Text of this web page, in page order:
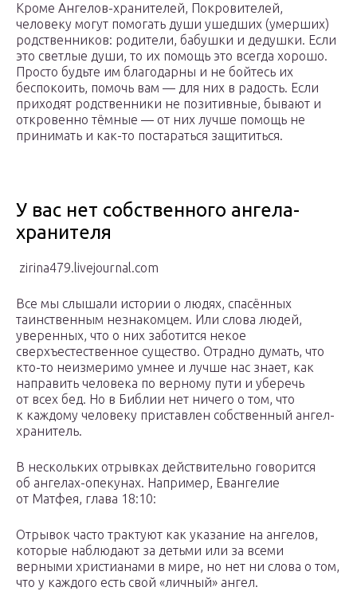
Кроме Ангелов-хранителей, Покровителей,
человеку могут помогать души ушедших (умерших)
родственников: родители, бабушки и дедушки. Если
это светлые души, то их помощь это всегда хорошо.
Просто будьте им благодарны и не бойтесь их
беспокоить, помочь вам — для них в радость. Если
приходят родственники не позитивные, бывают и
откровенно тёмные — от них лучше помощь не
принимать и как-то постараться защититься.
У вас нет собственного ангела-
хранителя
zirina479.livejournal.com
Все мы слышали истории о людях, спасённых
таинственным незнакомцем. Или слова людей,
уверенных, что о них заботится некое
сверхъестественное существо. Отрадно думать, что
кто-то неизмеримо умнее и лучше нас знает, как
направить человека по верному пути и уберечь
от всех бед. Но в Библии нет ничего о том, что
к каждому человеку приставлен собственный ангел-
хранитель.
В нескольких отрывках действительно говорится
об ангелах-опекунах. Например, Евангелие
от Матфея, глава 18:10:
Отрывок часто трактуют как указание на ангелов,
которые наблюдают за детьми или за всеми
верными христианами в мире, но нет ни слова о том,
что у каждого есть свой «личный» ангел.